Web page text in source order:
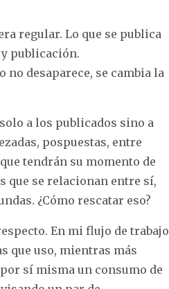
regular. Lo que se publica
publicación.
desaparece, se cambia la
a los publicados sino a
pospuestas, entre
tendrán su momento de
que se relacionan entre sí,
¿Cómo rescatar eso?
En mi flujo de trabajo
que uso, mientras más
sí misma un consumo de